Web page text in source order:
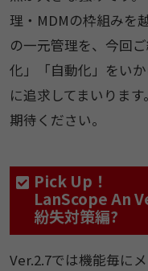
理・MDMの枠組みを
の一元管理を、今回
化」「自動化」をい
に追求してまいりま
期待ください。
Pick Up！
LanScope An
紛失対策編?
Ver.2.7では機能毎に